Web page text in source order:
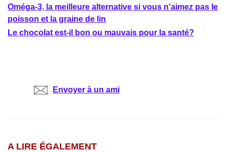
Oméga-3, la meilleure alternative si vous n'aimez pas le
poisson et la graine de lin
Le chocolat est-il bon ou mauvais pour la santé?
Envoyer à un ami
A LIRE ÉGALEMENT